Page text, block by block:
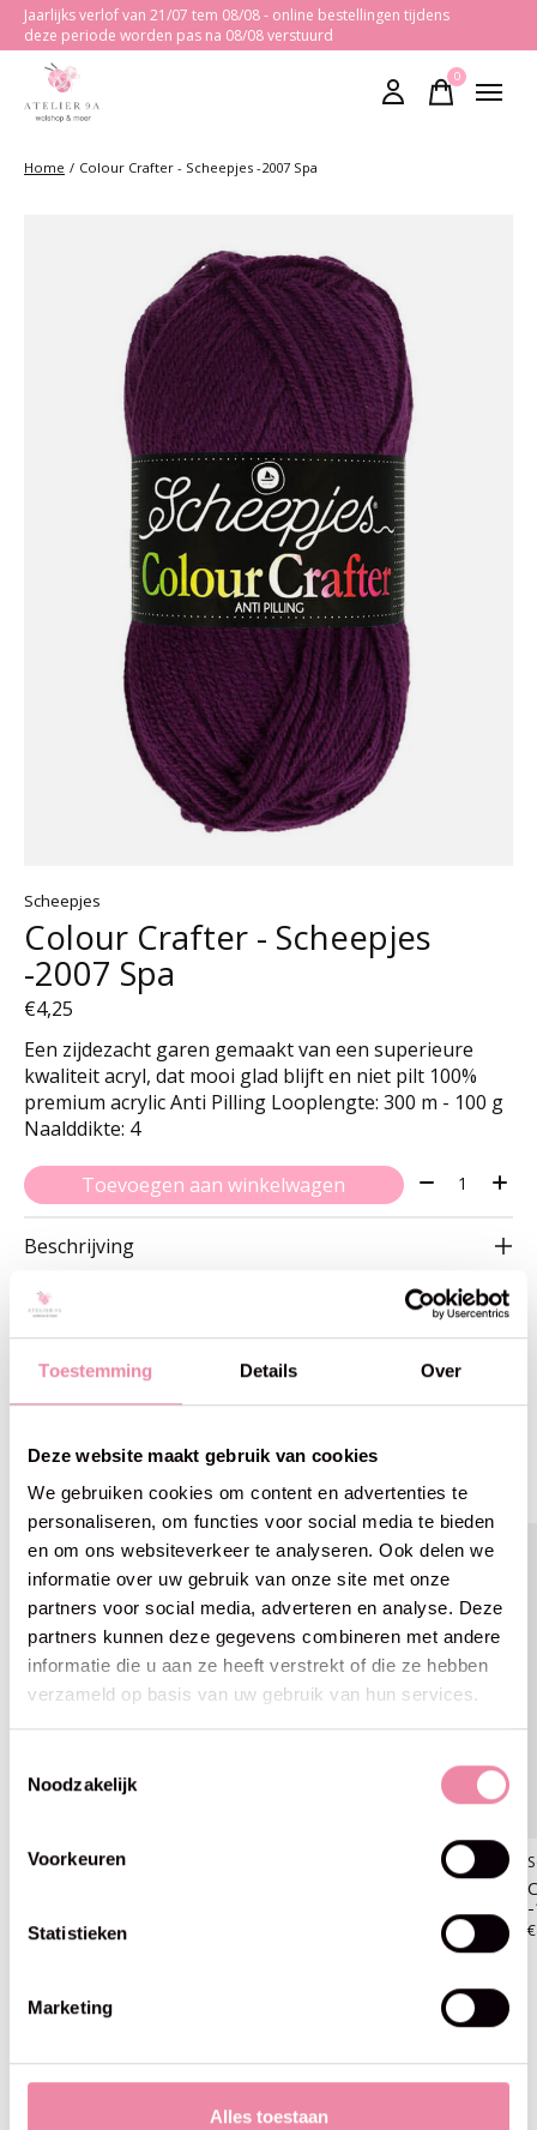
Toestemming Details Over
Deze website maakt gebruik van cookies
We gebruiken cookies om content en advertenties te
personaliseren, om functies voor social media te bieden
en om ons websiteverkeer te analyseren. Ook delen we
informatie over uw gebruik van onze site met onze
partners voor social media, adverteren en analyse. Deze
partners kunnen deze gegevens combineren met andere
informatie die u aan ze heeft verstrekt of die ze hebben
verzameld op basis van uw gebruik van hun services.
Noodzakelijk
Voorkeuren
Statistieken
Marketing
Alles toestaan
Jaarlijks verlof van 21/07 tem 08/08 - online bestellingen tijdens
deze periode worden pas na 08/08 verstuurd
0items
Home / Colour Crafter - Scheepjes -2007 Spa
Scheepjes
Colour Crafter - Scheepjes
-2007 Spa
€4,25
Een zijdezacht garen gemaakt van een superieure
kwaliteit acryl, dat mooi glad blijft en niet pilt 100%
premium acrylic Anti Pilling Looplengte: 300 m - 100 g
Naalddikte: 4
Toevoegen aan winkelwagen Aantal:
Beschrijving
Gerelateerde producten
Carousel items
Scheepjes
€4,25
Colour Crafter - Scheepjes
Blijf op de hoogte